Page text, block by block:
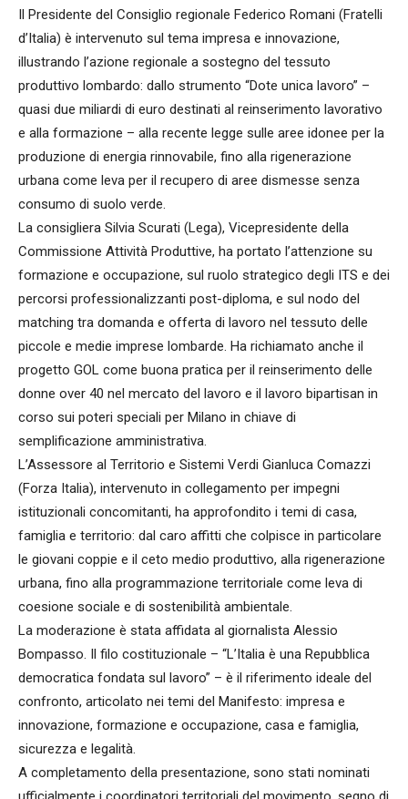
Il Presidente del Consiglio regionale Federico Romani (Fratelli
d’Italia) è intervenuto sul tema impresa e innovazione,
illustrando l’azione regionale a sostegno del tessuto
produttivo lombardo: dallo strumento “Dote unica lavoro” –
quasi due miliardi di euro destinati al reinserimento lavorativo
e alla formazione – alla recente legge sulle aree idonee per la
produzione di energia rinnovabile, fino alla rigenerazione
urbana come leva per il recupero di aree dismesse senza
consumo di suolo verde.
La consigliera Silvia Scurati (Lega), Vicepresidente della
Commissione Attività Produttive, ha portato l’attenzione su
formazione e occupazione, sul ruolo strategico degli ITS e dei
percorsi professionalizzanti post-diploma, e sul nodo del
matching tra domanda e offerta di lavoro nel tessuto delle
piccole e medie imprese lombarde. Ha richiamato anche il
progetto GOL come buona pratica per il reinserimento delle
donne over 40 nel mercato del lavoro e il lavoro bipartisan in
corso sui poteri speciali per Milano in chiave di
semplificazione amministrativa.
L’Assessore al Territorio e Sistemi Verdi Gianluca Comazzi
(Forza Italia), intervenuto in collegamento per impegni
istituzionali concomitanti, ha approfondito i temi di casa,
famiglia e territorio: dal caro affitti che colpisce in particolare
le giovani coppie e il ceto medio produttivo, alla rigenerazione
urbana, fino alla programmazione territoriale come leva di
coesione sociale e di sostenibilità ambientale.
La moderazione è stata affidata al giornalista Alessio
Bompasso. Il filo costituzionale – “L’Italia è una Repubblica
democratica fondata sul lavoro” – è il riferimento ideale del
confronto, articolato nei temi del Manifesto: impresa e
innovazione, formazione e occupazione, casa e famiglia,
sicurezza e legalità.
A completamento della presentazione, sono stati nominati